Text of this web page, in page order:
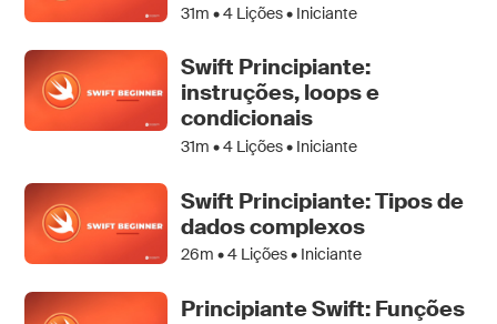
31m •4 Lições • Iniciante
Swift Principiante:
instruções, loops e
condicionais
31m •4 Lições • Iniciante
Swift Principiante: Tipos de
dados complexos
26m •4 Lições • Iniciante
Principiante Swift: Funções